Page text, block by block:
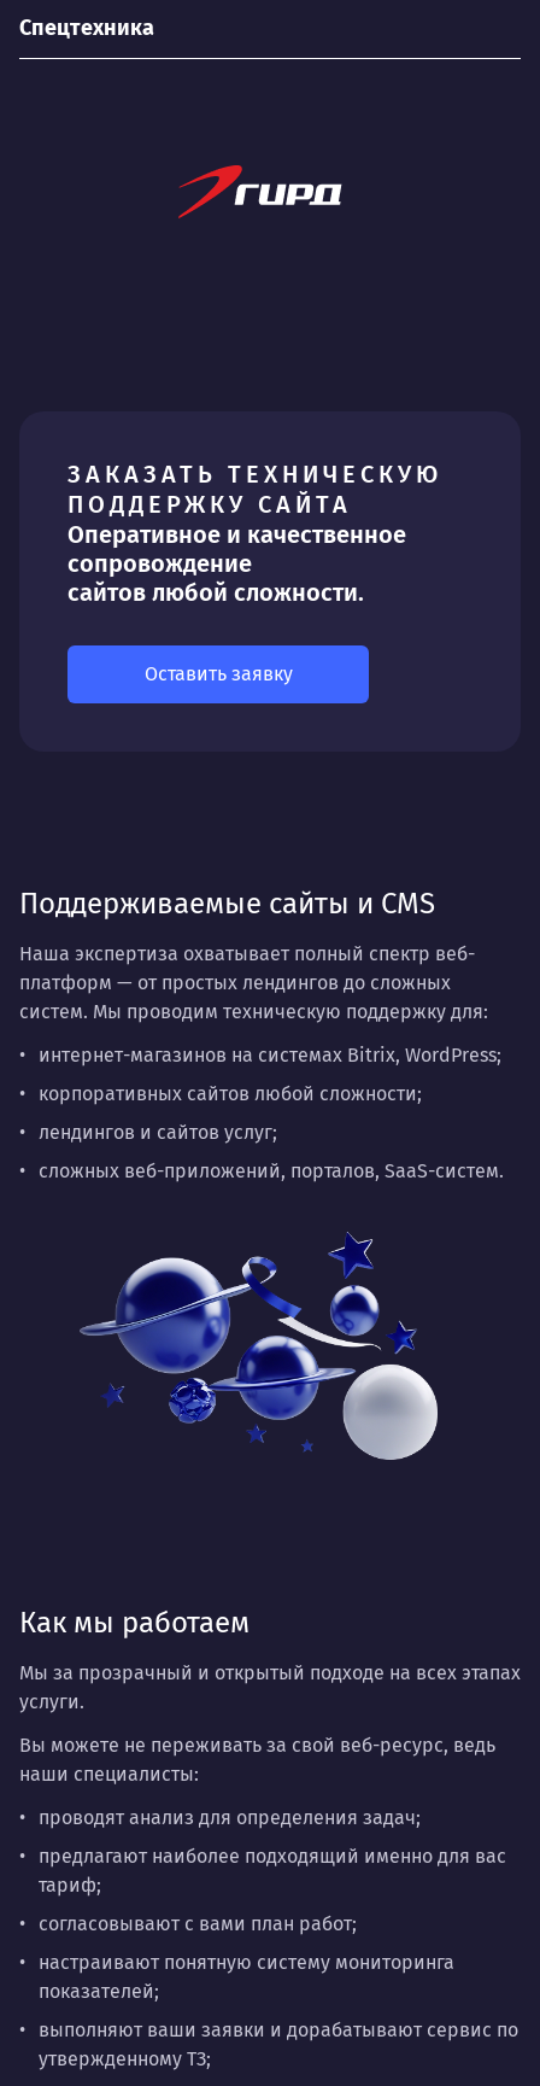
Спецтехника
ЗАКАЗАТЬ ТЕХНИЧЕСКУЮ
ПОДДЕРЖКУ САЙТА
Оперативное и качественное
сопровождение
сайтов любой сложности.
Оставить заявку
Поддерживаемые сайты и CMS
Наша экспертиза охватывает полный спектр веб-
платформ — от простых лендингов до сложных
систем. Мы проводим техническую поддержку для:
интернет-магазинов на системах Bitrix, WordPress;
корпоративных сайтов любой сложности;
лендингов и сайтов услуг;
сложных веб-приложений, порталов, SaaS-систем.
Как мы работаем
Мы за прозрачный и открытый подходе на всех этапах
услуги.
Вы можете не переживать за свой веб-ресурс, ведь
наши специалисты:
проводят анализ для определения задач;
предлагают наиболее подходящий именно для вас
тариф;
согласовывают с вами план работ;
настраивают понятную систему мониторинга
показателей;
выполняют ваши заявки и дорабатывают сервис по
утвержденному ТЗ;